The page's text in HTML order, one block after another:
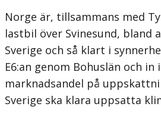
Norge är, tillsammans med
lastbil över Svinesund,
Sverige och så klart i
E6:an genom Bohuslän och
marknadsandel på
Sverige ska klara uppsatta